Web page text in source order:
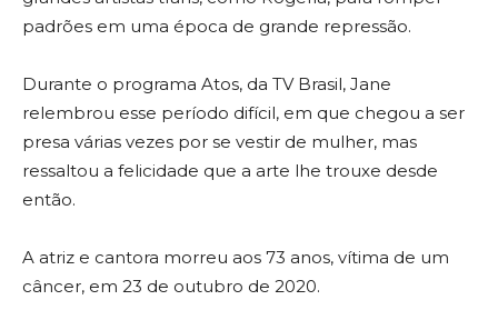
padrões em uma época de grande repressão.
Durante o programa Atos, da TV Brasil, Jane
relembrou esse período difícil, em que chegou a ser
presa várias vezes por se vestir de mulher, mas
ressaltou a felicidade que a arte lhe trouxe desde
então.
A atriz e cantora morreu aos 73 anos, vítima de um
câncer, em 23 de outubro de 2020.